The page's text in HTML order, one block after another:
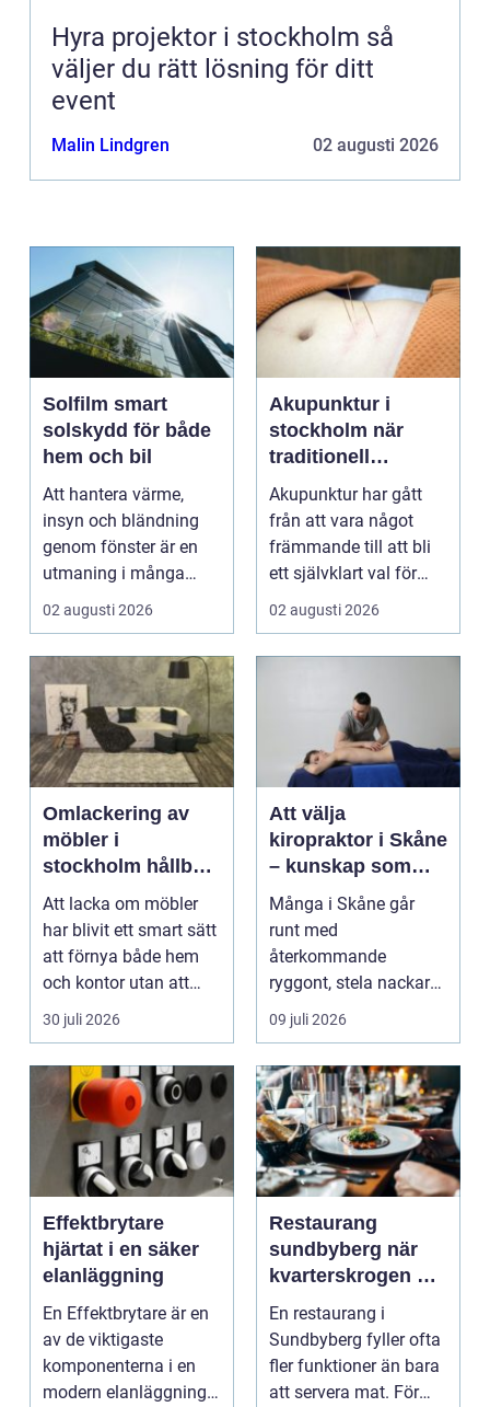
Hyra projektor i stockholm så
väljer du rätt lösning för ditt
event
Malin Lindgren 02 augusti 2026
Solfilm smart
solskydd för både
hem och bil
Att hantera värme,
insyn och bländning
genom fönster är en
utmaning i många
svenska hem, kontor
och ...
02 augusti 2026
Akupunktur i
stockholm när
traditionell
kinesisk medicin
möter modern
vardag
Akupunktur har gått
från att vara något
främmande till att bli
ett självklart val för
många som söke...
02 augusti 2026
Omlackering av
möbler i
stockholm hållbar
förvandling av
hem och kontor
Att lacka om möbler
har blivit ett smart sätt
att förnya både hem
och kontor utan att
köpa nytt. Mån...
30 juli 2026
Att välja
kiropraktor i Skåne
– kunskap som
hjälper dig att ta
rätt beslut
Många i Skåne går
runt med
återkommande
ryggont, stela nackar
eller diffusa ...
09 juli 2026
Effektbrytare
hjärtat i en säker
elanläggning
En Effektbrytare är en
av de viktigaste
komponenterna i en
modern elanläggning.
Restaurang
sundbyberg när
kvarterskrogen blir
vardagsrum
En restaurang i
Sundbyberg fyller ofta
fler funktioner än bara
att servera mat. För